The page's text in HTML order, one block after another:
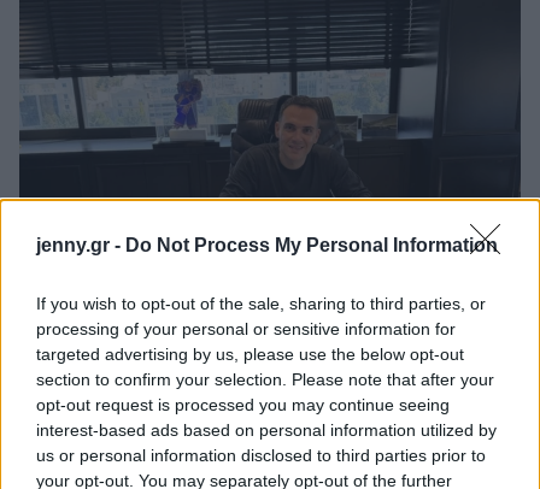
jenny.gr - Do Not Process My Personal Information
If you wish to opt-out of the sale, sharing to third parties, or
processing of your personal or sensitive information for
targeted advertising by us, please use the below opt-out
section to confirm your selection. Please note that after your
opt-out request is processed you may continue seeing
interest-based ads based on personal information utilized by
us or personal information disclosed to third parties prior to
your opt-out. You may separately opt-out of the further